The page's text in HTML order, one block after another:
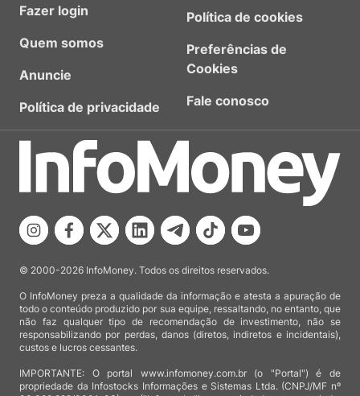
Fazer login
Quem somos
Anuncie
Política de privacidade
Política de cookies
Preferências de
Cookies
Fale conosco
© 2000-2026 InfoMoney. Todos os direitos reservados.
O InfoMoney preza a qualidade da informação e atesta a apuração de
todo o conteúdo produzido por sua equipe, ressaltando, no entanto, que
não faz qualquer tipo de recomendação de investimento, não se
responsabilizando por perdas, danos (diretos, indiretos e incidentais),
custos e lucros cessantes.
IMPORTANTE: O portal www.infomoney.com.br (o "Portal") é de
propriedade da Infostocks Informações e Sistemas Ltda. (CNPJ/MF nº